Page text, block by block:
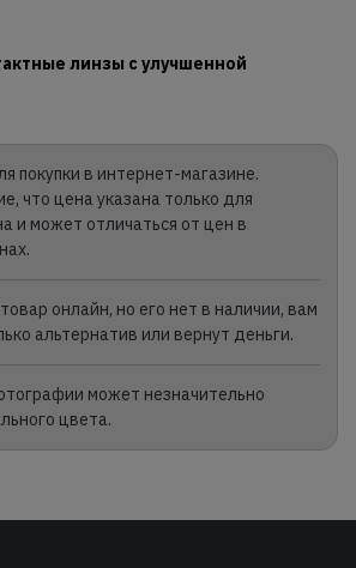
линзы с улучшенной
покупки в интернет-магазине.
что цена указана только для
и может отличаться от цен в
онлайн, но его нет в наличии, вам
альтернатив или вернут деньги.
может незначительно
цвета.